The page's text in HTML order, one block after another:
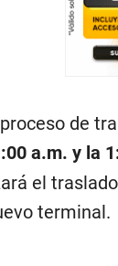
de
a.m. y la
el
terminal.